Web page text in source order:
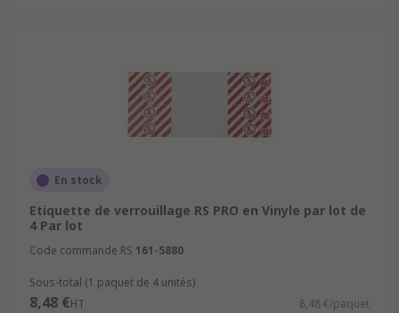
En stock
Etiquette de verrouillage RS PRO en Vinyle par lot de
4 Par lot
Code commande RS 161-5880
Sous-total (1 paquet de 4 unités)
8,48 €HT 8,48 €/paquet